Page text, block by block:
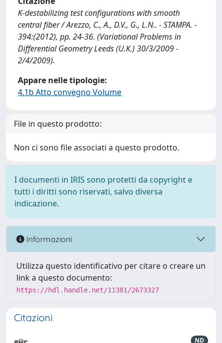
K-destabilizing test configurations with smooth
central fiber / Arezzo, C., A., D.V., G., L.N.. - STAMPA. -
394:(2012), pp. 24-36. (Variational Problems in
Differential Geometry Leeds (U.K.) 30/3/2009 -
2/4/2009).
Appare nelle tipologie:
4.1b Atto convegno Volume
File in questo prodotto:
Non ci sono file associati a questo prodotto.
I documenti in IRIS sono protetti da copyright e
tutti i diritti sono riservati, salvo diversa
indicazione.
Informazioni
Utilizza questo identificativo per citare o creare un
link a questo documento:
https://hdl.handle.net/11381/2673327
Citazioni
ND